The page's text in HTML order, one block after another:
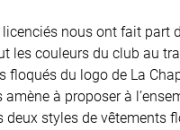
licenciés nous ont fait part
les couleurs du club au
floqués du logo de La
amène à proposer à
deux styles de vêtements